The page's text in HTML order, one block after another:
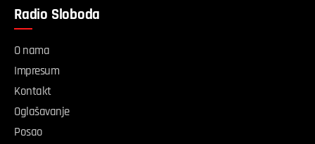
Radio Sloboda
O nama
Impresum
Kontakt
Oglašavanje
Posao